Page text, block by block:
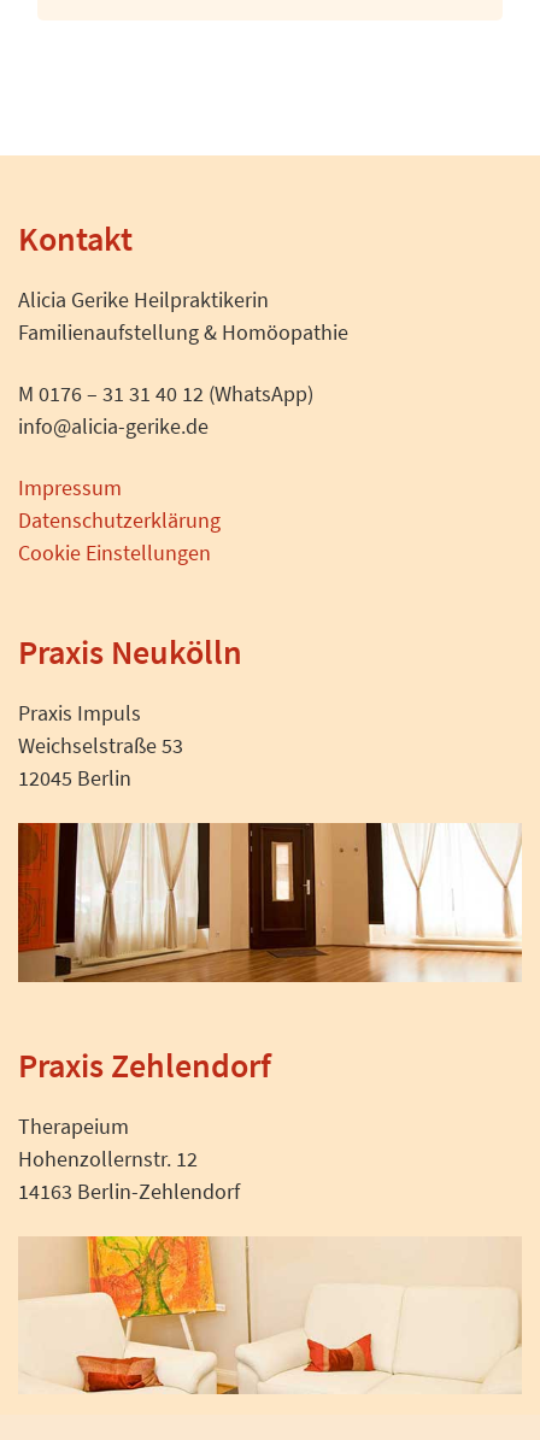
Kontakt
Alicia Gerike Heilpraktikerin
Familienaufstellung & Homöopathie
M 0176 – 31 31 40 12 (WhatsApp)
info@alicia-gerike.de
Impressum
Datenschutzerklärung
Cookie Einstellungen
Praxis Neukölln
Praxis Impuls
Weichselstraße 53
12045 Berlin
Praxis Zehlendorf
Therapeium
Hohenzollernstr. 12
14163 Berlin-Zehlendorf